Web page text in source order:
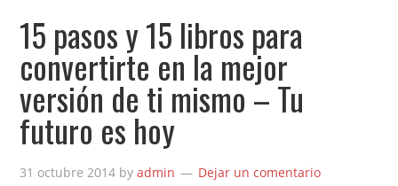
15 pasos y 15 libros para
convertirte en la mejor
versión de ti mismo – Tu
futuro es hoy
31 octubre 2014 byadmin Dejar un comentario